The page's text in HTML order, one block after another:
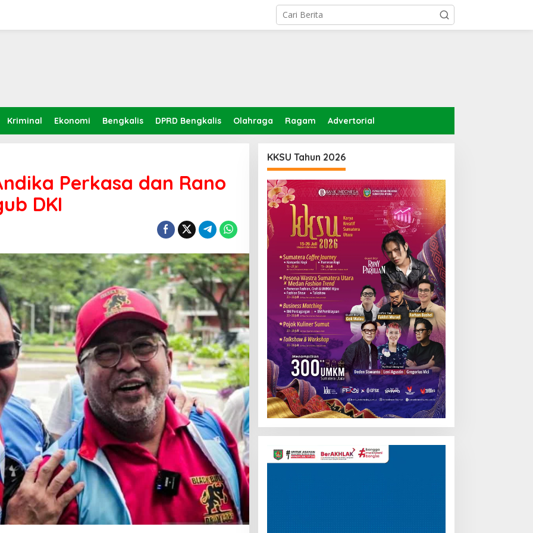
Kriminal Ekonomi Bengkalis DPRD Bengkalis Olahraga Ragam Advertorial
Perkasa dan Rano
DKI
KKSU Tahun 2026
Pemutar
Video